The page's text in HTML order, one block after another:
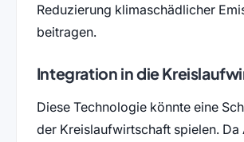
Reduzierung klimaschädlicher
beitragen.
Integration in die
Diese Technologie könnte eine
der Kreislaufwirtschaft spielen. Da